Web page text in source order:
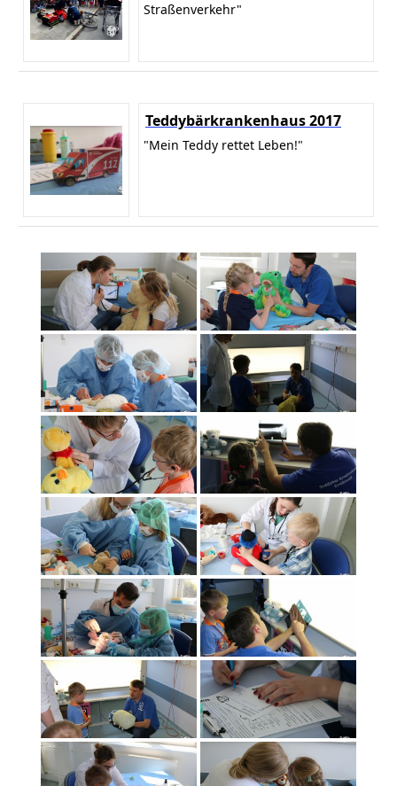
Straßenverkehr"
Teddybärkrankenhaus 2017
"Mein Teddy rettet Leben!"